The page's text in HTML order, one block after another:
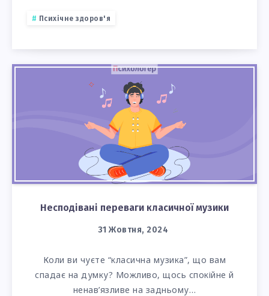
Психічне здоров'я
Несподівані переваги класичної музики
31 Жовтня, 2024
Коли ви чуєте “класична музика”, що вам
спадає на думку? Можливо, щось спокійне й
ненав’язливе на задньому…